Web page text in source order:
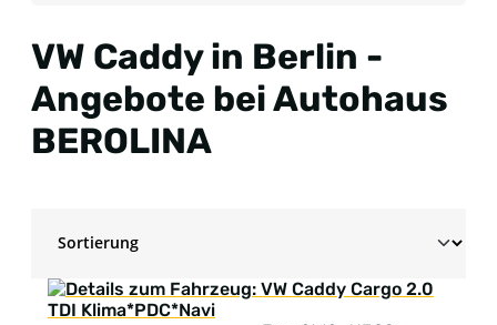
VW Caddy in Berlin -
Angebote bei Autohaus
BEROLINA